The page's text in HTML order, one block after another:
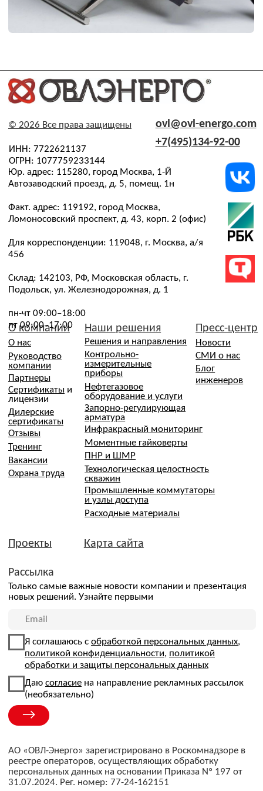
АО «ОВЛ-Энерго» зарегистрировано в Роскомнадзоре в
реестре операторов, осуществляющих обработку
персональных данных на основании Приказа Nº 197 от
31.07.2024. Рег. номер: 77-24-162151
письменного согласия, в соответствии со ст. 152.1
Гражданского кодекса РФ и Федеральным законом №
152-ФЗ «О персональных данных»
в рекламных и/или коммерческих целях без отдельного
согласия сотрудника не допускается
Рассылка
Я соглашаюсь собработкой персональных данных,
политикой конфиденциальности
политикой
обработки и защиты персональных данных
(необязательно)
Согласие посетителей сайта на обработку персональных
данных
Политика об обработке и защите персональных данных
Согласие на рассылку
Карта сайта